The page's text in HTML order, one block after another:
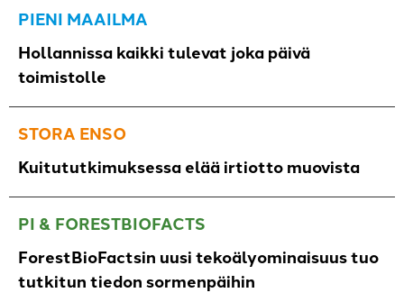
PIENI MAAILMA
Hollannissa kaikki tulevat joka päivä
toimistolle
STORA ENSO
Kuitututkimuksessa elää irtiotto muovista
PI & FORESTBIOFACTS
ForestBioFactsin uusi tekoälyominaisuus tuo
tutkitun tiedon sormenpäihin